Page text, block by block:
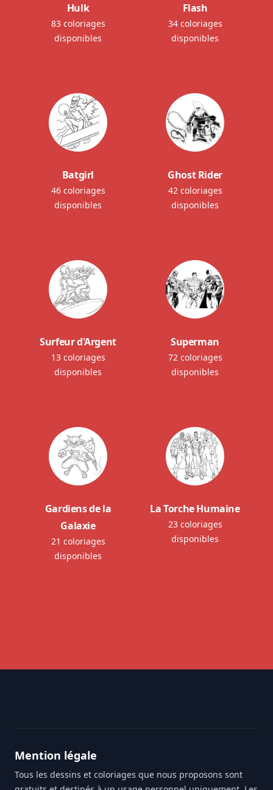
Hulk
83 coloriages
disponibles
Flash
34 coloriages
disponibles
Batgirl
46 coloriages
disponibles
Ghost Rider
42 coloriages
disponibles
Surfeur d'Argent
13 coloriages
disponibles
Superman
72 coloriages
disponibles
Gardiens de la
Galaxie
21 coloriages
disponibles
La Torche Humaine
23 coloriages
disponibles
Mention légale
Tous les dessins et coloriages que nous proposons sont